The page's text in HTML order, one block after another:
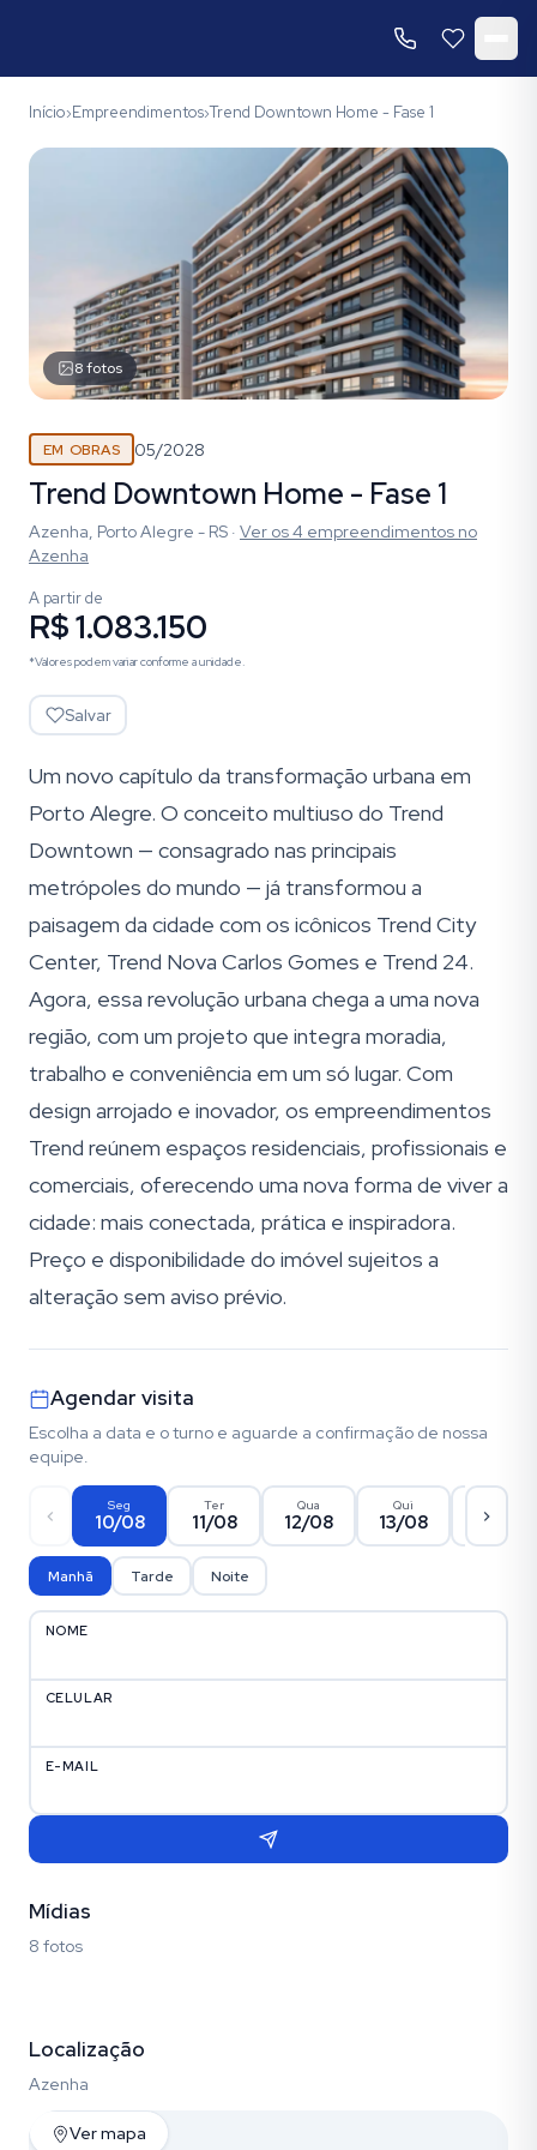
Início›Empreendimentos›Trend Downtown Home - Fase 1
8fotos
EM OBRAS 05/2028
Trend Downtown Home - Fase 1
Azenha, Porto Alegre - RS · Ver os4 empreendimentos no
Azenha
A partir de
R$ 1.083.150
*Valores podem variar conforme a unidade.
Salvar
Um novo capítulo da transformação urbana em
Porto Alegre. O conceito multiuso do Trend
Downtown — consagrado nas principais
metrópoles do mundo — já transformou a
paisagem da cidade com os icônicos Trend City
Center, Trend Nova Carlos Gomes e Trend 24.
Agora, essa revolução urbana chega a uma nova
região, com um projeto que integra moradia,
trabalho e conveniência em um só lugar. Com
design arrojado e inovador, os empreendimentos
Trend reúnem espaços residenciais, profissionais e
comerciais, oferecendo uma nova forma de viver a
cidade: mais conectada, prática e inspiradora.
Preço e disponibilidade do imóvel sujeitos a
alteração sem aviso prévio.
Agendar visita
Escolha a data e o turno e aguarde a confirmação de nossa
equipe.
Seg
10/08
Ter
11/08
Qua
12/08
Qui
13/08 14/08
Manhã Tarde Noite
NOME
CELULAR
E-MAIL
Mídias
8 fotos
Localização
Azenha
Ver mapa